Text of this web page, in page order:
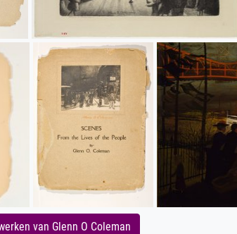
van Glenn O Coleman